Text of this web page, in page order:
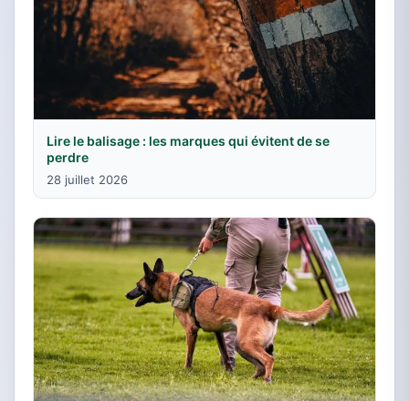
Lire le balisage : les marques qui évitent de se
perdre
28 juillet 2026